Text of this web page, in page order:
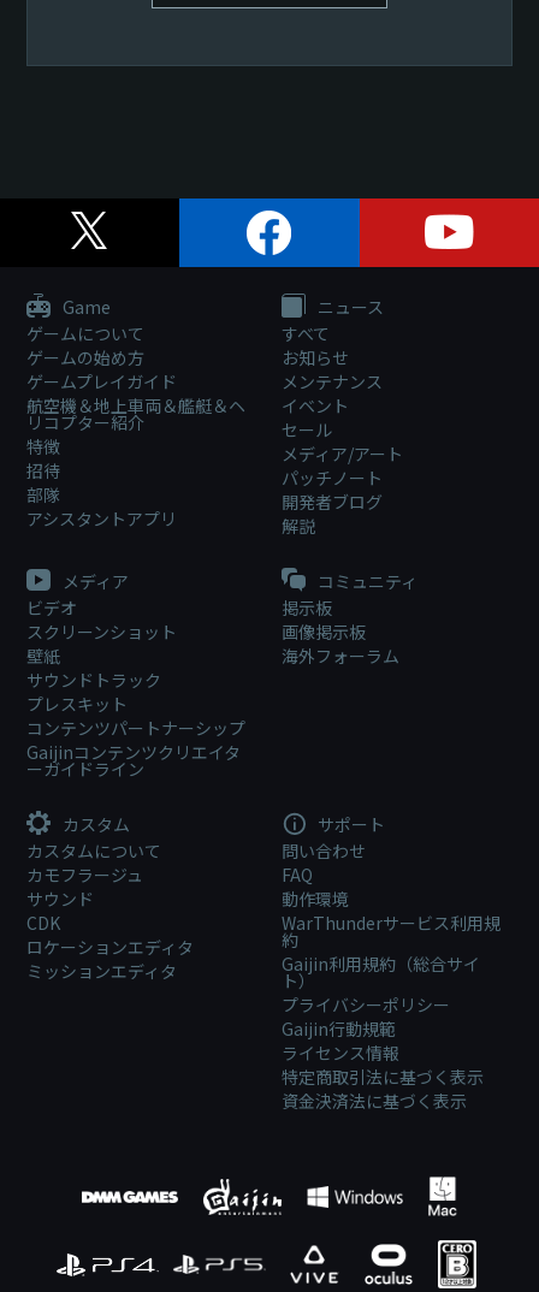
Game
ゲームについて
ゲームの始め方
ゲームプレイガイド
航空機＆地上車両＆艦艇＆ヘ
リコプター紹介
特徴
招待
部隊
アシスタントアプリ
ニュース
すべて
お知らせ
メンテナンス
イベント
セール
メディア/アート
パッチノート
開発者ブログ
解説
メディア
ビデオ
スクリーンショット
壁紙
サウンドトラック
プレスキット
コンテンツパートナーシップ
Gaijinコンテンツクリエイタ
ーガイドライン
コミュニティ
掲示板
画像掲示板
海外フォーラム
カスタム
カスタムについて
カモフラージュ
サウンド
CDK
ロケーションエディタ
ミッションエディタ
サポート
問い合わせ
FAQ
動作環境
WarThunderサービス利用規
約
Gaijin利用規約（総合サイ
ト）
プライバシーポリシー
Gaijin行動規範
ライセンス情報
特定商取引法に基づく表示
資金決済法に基づく表示